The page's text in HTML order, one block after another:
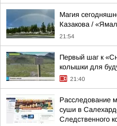
Магия
Казакова /
21:54
Первый шаг к
колышки для
21:40
Расследование
суши в
Следственного